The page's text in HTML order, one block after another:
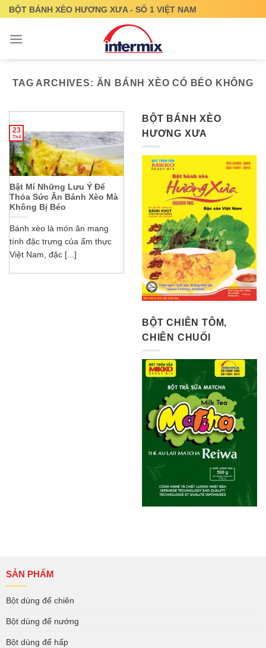
Skip
content
BỘT BÁNH XÈO HƯƠNG XƯA - SỐ 1 VIỆT NAM
TAG ARCHIVES: ĂN BÁNH XÈO CÓ BÉO KHÔNG
Bật Mí Những Lưu Ý Để
Thỏa Sức Ăn Bánh Xèo Mà
Không Bị Béo
Bánh xèo là món ăn mang
tính đặc trưng của ẩm thực
Việt Nam, đặc [...]
23
Th4
BỘT BÁNH XÈO
HƯƠNG XƯA
BỘT CHIÊN TÔM,
CHIÊN CHUỐI
SẢN PHẨM
Bột dùng để chiên
Bột dùng để nướng
Bột dùng để hấp